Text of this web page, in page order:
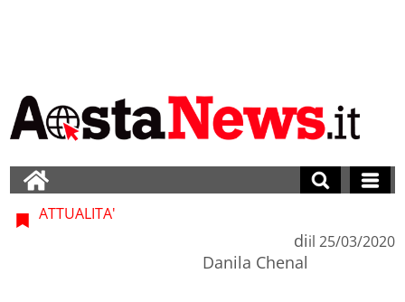
ATTUALITA'
di
Danila Chenal
il 25/03/2020